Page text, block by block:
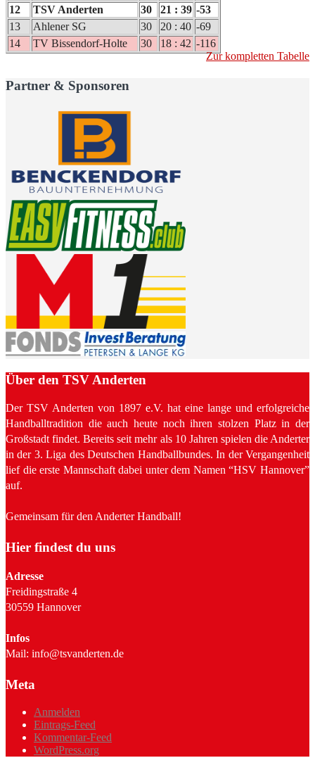
12
TSV Anderten 30 21 : 39 -53
13
Ahlener SG 30 20 : 40 -69
14
TV Bissendorf-Holte 30 18 : 42 -116
Zur kompletten Tabelle
Partner & Sponsoren
Über den TSV Anderten
Der TSV Anderten von 1897 e.V. hat eine lange und erfolgreiche
Handballtradition die auch heute noch ihren stolzen Platz in der
Großstadt findet. Bereits seit mehr als 10 Jahren spielen die Anderter
in der 3. Liga des Deutschen Handballbundes. In der Vergangenheit
lief die erste Mannschaft dabei unter dem Namen “HSV Hannover”
auf.
Gemeinsam für den Anderter Handball!
Hier findest du uns
Adresse
Freidingstraße 4
30559 Hannover
Infos
Mail: info@tsvanderten.de
Meta
Anmelden
Eintrags-Feed
Kommentar-Feed
WordPress.org